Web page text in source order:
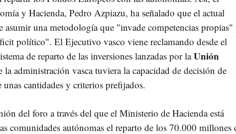
y Hacienda, Pedro Azpiazu, ha señalado que el actual
asumir una metodología que "invade competencias propias"
político". El Ejecutivo vasco viene reclamando desde el
de reparto de las inversiones lanzadas por laUnión
la administración vasca tuviera la capacidad de decisión de
cantidades y criterios prefijados.
del foro a través del que el Ministerio de Hacienda está
comunidades autónomas el reparto de los 70.000 millones